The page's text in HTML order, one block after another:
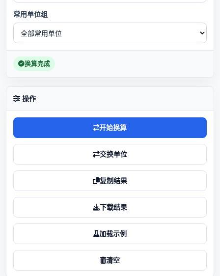
常用单位组
换算完成
操作
开始换算
交换单位
复制结果
下载结果
加载示例
清空